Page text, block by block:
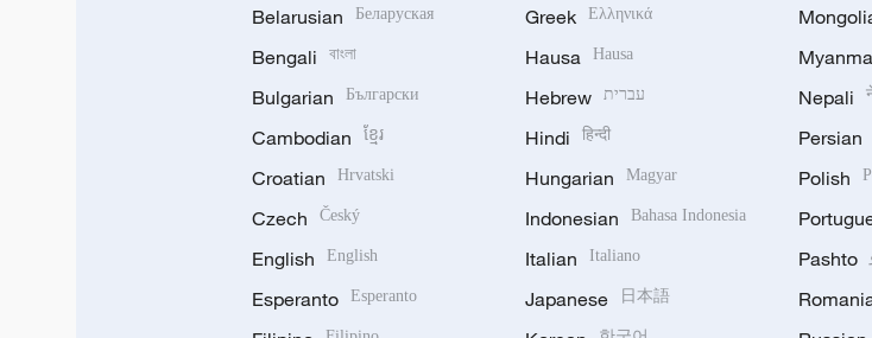
Belarusian Беларуская
Bengali বাংলা
Bulgarian Български
Cambodian ខ្មែរ
Croatian Hrvatski
Czech Český
English English
Esperanto Esperanto
Greek Ελληνικά
Hausa Hausa
Hebrew עברית
Hindi हिन्दी
Hungarian Magyar
Indonesian Bahasa Indonesia
Italian Italiano
Japanese 日本語
Nepali
Persian
Polish
Pashto